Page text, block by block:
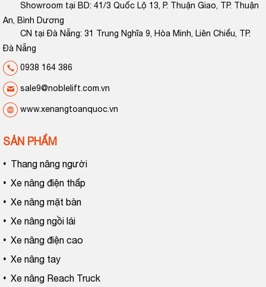
Showroom tại BD: 41/3 Quốc Lộ 13, P. Thuận Giao, TP. Thuận
An, Bình Dương
CN tại Đà Nẵng: 31 Trung Nghĩa 9, Hòa Minh, Liên Chiểu, TP.
Đà Nẵng
0938 164 386
sale9@noblelift.com.vn
www.xenangtoanquoc.vn
SẢN PHẨM
• Thang nâng người
• Xe nâng điện thấp
• Xe nâng mặt bàn
• Xe nâng ngồi lái
• Xe nâng điện cao
• Xe nâng tay
• Xe nâng Reach Truck